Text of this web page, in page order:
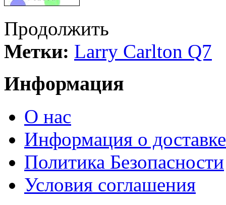
Продолжить
Метки: Larry Carlton Q7
Информация
О нас
Информация о доставке
Политика Безопасности
Условия соглашения